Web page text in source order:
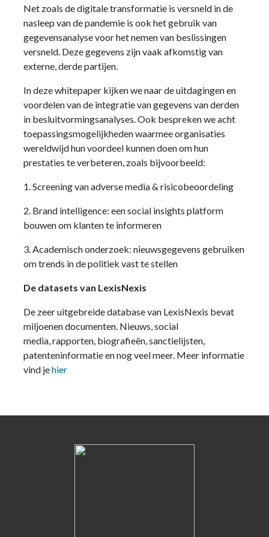
Net zoals de digitale transformatie is versneld in de
nasleep van de pandemie is ook het gebruik van
gegevensanalyse voor het nemen van beslissingen
versneld. Deze gegevens zijn vaak afkomstig van
externe, derde partijen.
In deze whitepaper kijken we naar de uitdagingen en
voordelen van de integratie van gegevens van derden
in besluitvormingsanalyses. Ook bespreken we acht
toepassingsmogelijkheden waarmee organisaties
wereldwijd hun voordeel kunnen doen om hun
prestaties te verbeteren, zoals bijvoorbeeld:
1. Screening van adverse media & risicobeoordeling
2. Brand intelligence: een social insights platform
bouwen om klanten te informeren
3. Academisch onderzoek: nieuwsgegevens gebruiken
om trends in de politiek vast te stellen
De datasets van LexisNexis
De zeer uitgebreide database van LexisNexis bevat
miljoenen documenten. Nieuws, social
media, rapporten, biografieën, sanctielijsten,
patenteninformatie en nog veel meer. Meer informatie
vind jehier